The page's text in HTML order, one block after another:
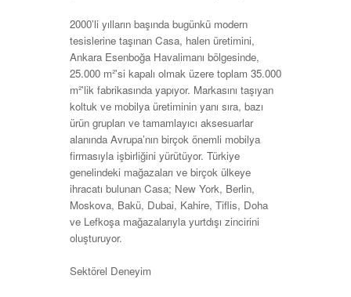
2000’li yılların başında bugünkü modern
tesislerine taşınan Casa, halen üretimini,
Ankara Esenboğa Havalimanı bölgesinde,
25.000 m²'si kapalı olmak üzere toplam 35.000
m²'lik fabrikasında yapıyor. Markasını taşıyan
koltuk ve mobilya üretiminin yanı sıra, bazı
ürün grupları ve tamamlayıcı aksesuarlar
alanında Avrupa’nın birçok önemli mobilya
firmasıyla işbirliğini yürütüyor. Türkiye
genelindeki mağazaları ve birçok ülkeye
ihracatı bulunan Casa; New York, Berlin,
Moskova, Bakü, Dubai, Kahire, Tiflis, Doha
ve Lefkoşa mağazalarıyla yurtdışı zincirini
oluşturuyor.
Sektörel Deneyim